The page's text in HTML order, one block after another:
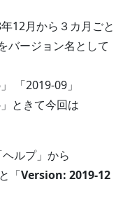
12月から３カ月ごと
バージョン名として
「2019-09」
ときて今回は
ルプ」から
「Version: 2019-12